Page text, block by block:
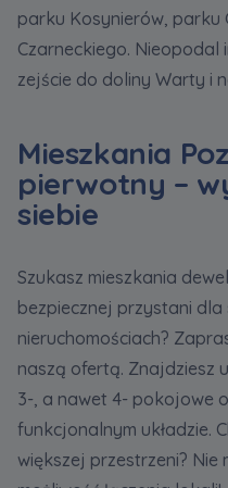
parku Kosynierów, parku
Czarneckiego.
zejście do doliny Warty i
Mieszkania
pierwotny –
siebie
Szukasz mieszkania
bezpiecznej przystani dla
nieruchomościach?
naszą ofertą. Znajdziesz
3-, a nawet 4- pokojowe
funkcjonalnym układzie.
większej przestrzeni? Nie